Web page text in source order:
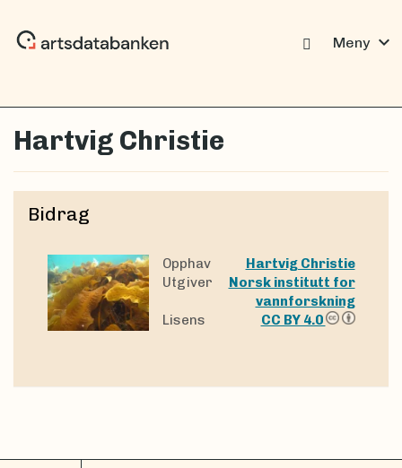
Meny expand_more
Hartvig Christie
Bidrag
Opphav
Hartvig Christie
Utgiver
Norsk institutt for
vannforskning
Lisens
CC BY 4.0